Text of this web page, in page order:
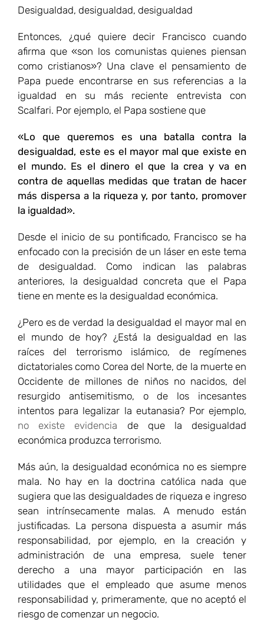
Desigualdad, desigualdad, desigualdad
Entonces, ¿qué quiere decir Francisco cuando
afirma que «son los comunistas quienes piensan
como cristianos»? Una clave el pensamiento de
Papa puede encontrarse en sus referencias a la
igualdad en su más reciente entrevista con
Scalfari. Por ejemplo, el Papa sostiene que
«Lo que queremos es una batalla contra la
desigualdad, este es el mayor mal que existe en
el mundo. Es el dinero el que la crea y va en
contra de aquellas medidas que tratan de hacer
más dispersa a la riqueza y, por tanto, promover
la igualdad».
Desde el inicio de su pontificado, Francisco se ha
enfocado con la precisión de un láser en este tema
de desigualdad. Como indican las palabras
anteriores, la desigualdad concreta que el Papa
tiene en mente es la desigualdad económica.
¿Pero es de verdad la desigualdad el mayor mal en
el mundo de hoy? ¿Está la desigualdad en las
raíces del terrorismo islámico, de regímenes
dictatoriales como Corea del Norte, de la muerte en
Occidente de millones de niños no nacidos, del
resurgido antisemitismo, o de los incesantes
intentos para legalizar la eutanasia? Por ejemplo,
no existe evidencia de que la desigualdad
económica produzca terrorismo.
Más aún, la desigualdad económica no es siempre
mala. No hay en la doctrina católica nada que
sugiera que las desigualdades de riqueza e ingreso
sean intrínsecamente malas. A menudo están
justificadas. La persona dispuesta a asumir más
responsabilidad, por ejemplo, en la creación y
administración de una empresa, suele tener
derecho a una mayor participación en las
utilidades que el empleado que asume menos
responsabilidad y, primeramente, que no aceptó el
riesgo de comenzar un negocio.